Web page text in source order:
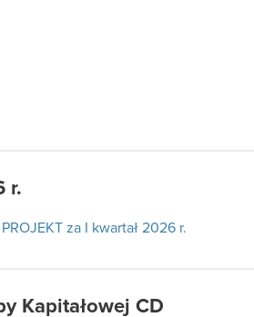
r.
za I kwartał 2026 r.
Kapitałowej CD